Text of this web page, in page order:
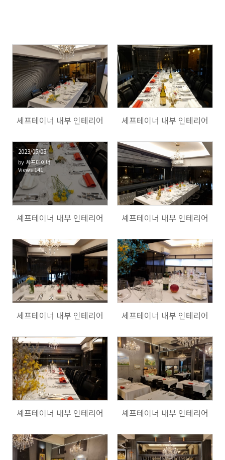
147
셰프테이너 내부 인테리어
131
셰프테이너 내부 인테리어
2023/05/03
by셰프테이너
Views141
셰프테이너 내부 인테리어
132
셰프테이너 내부 인테리어
136
셰프테이너 내부 인테리어
132
셰프테이너 내부 인테리어
134
셰프테이너 내부 인테리어
136
셰프테이너 내부 인테리어